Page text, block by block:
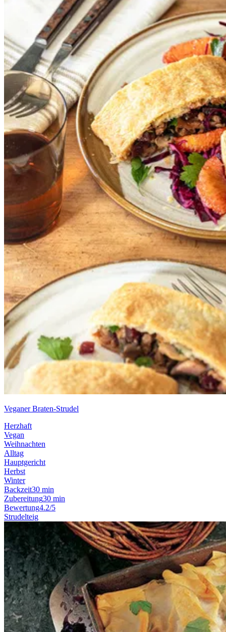
Veganer Braten-Strudel
Herzhaft
Vegan
Weihnachten
Alltag
Hauptgericht
Herbst
Winter
Backzeit30 min
Zubereitung30 min
Bewertung4.2/5
Strudelteig